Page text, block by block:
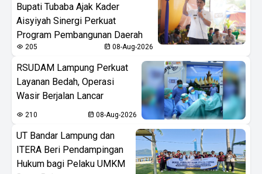
Bupati Tubaba Ajak Kader
Aisyiyah Sinergi Perkuat
Program Pembangunan Daerah
205 08-Aug-2026
RSUDAM Lampung Perkuat
Layanan Bedah, Operasi
Wasir Berjalan Lancar
210 08-Aug-2026
UT Bandar Lampung dan
ITERA Beri Pendampingan
Hukum bagi Pelaku UMKM